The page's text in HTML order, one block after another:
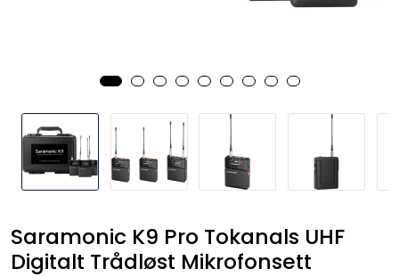
Saramonic K9 Pro Tokanals UHF
Digitalt Trådløst Mikrofonsett